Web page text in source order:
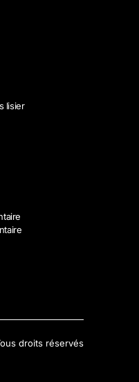
lisier
droits réservés